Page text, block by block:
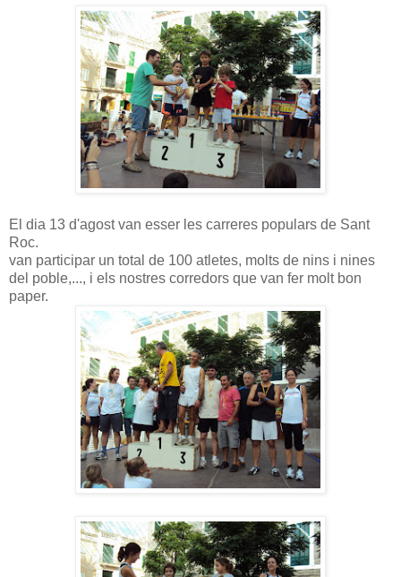
El dia 13 d'agost van esser les carreres populars de Sant
Roc.
van participar un total de 100 atletes, molts de nins i nines
del poble,..., i els nostres corredors que van fer molt bon
paper.